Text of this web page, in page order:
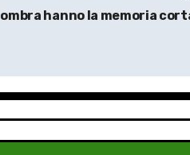
ombra hanno la memoria